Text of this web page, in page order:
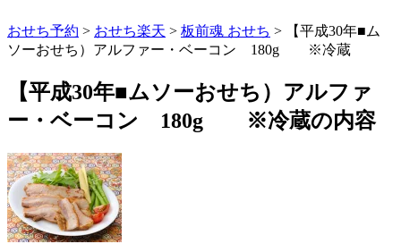
おせち予約 > おせち楽天 > 板前魂 おせち > 【平成30年■ム
ソーおせち）アルファー・ベーコン 180g ※冷蔵
【平成30年■ムソーおせち）アルファ
ー・ベーコン 180g ※冷蔵の内容